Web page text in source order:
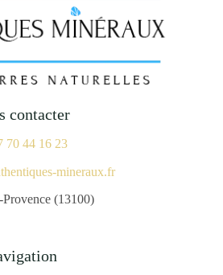
contacter
70 44 16 23
mineraux.fr
(13100)